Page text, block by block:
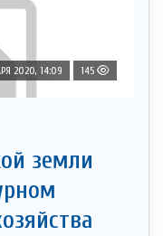
2020, 14:09 145
земли